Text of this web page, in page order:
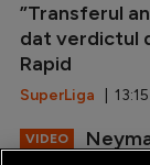
”Transferul
dat verdictul
Rapid
SuperLiga | 13:15
VIDEO